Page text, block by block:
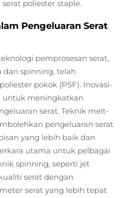
poliester staple.
Pengeluaran Serat
pemprosesan serat,
spinning, telah
pokok (PSF). Inovasi-
untuk meningkatkan
serat. Teknik melt-
pengeluaran serat
yang lebih baik dan
utama untuk pelbagai
spinning, seperti jet
serat dengan
serat yang lebih tepat